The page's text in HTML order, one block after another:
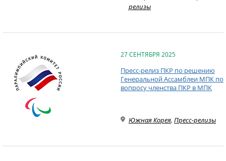
релизы
27 СЕНТЯБРЯ 2025
Пресс-релиз ПКР по решению
Генеральной Ассамблеи МПК по
вопросу членства ПКР в МПК
Южная Корея, Пресс-релизы